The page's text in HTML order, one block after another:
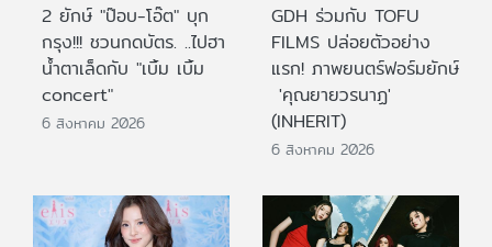
2 ยักษ์ "ป๊อบ-โอ๊ต" บุก
กรุง!!! ชวนกดบัตร. ..ไปฮา
น้ำตาเล็ดกับ "เบิ้ม เบิ้ม
concert"
6 สิงหาคม 2026
GDH ร่วมกับ TOFU
FILMS ปล่อยตัวอย่าง
แรก! ภาพยนตร์ฟอร์มยักษ์
'คุณยายวรนาฏ'
(INHERIT)
6 สิงหาคม 2026